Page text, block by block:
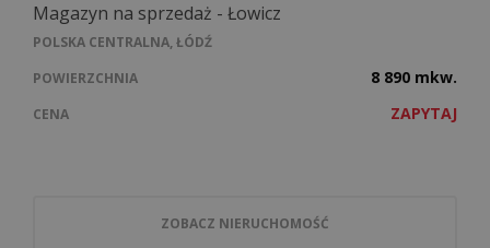
Magazyn na sprzedaż - Łowicz
POLSKA CENTRALNA, ŁÓDŹ
POWIERZCHNIA
8 890 mkw.
CENA ZAPYTAJ
ZOBACZ NIERUCHOMOŚĆ